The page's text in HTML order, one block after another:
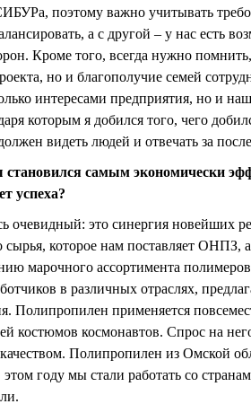
поэтому важно учитывать
а с другой – у нас есть
Кроме того, всегда нужно
но и благополучие семей
интересами предприятия, но и
которым я добился того, чего
видеть людей и отвечать за
самым экономически
успеха?
очевидный: это синергия новейших
которое нам поставляет ОНПЗ,
марочного ассортимента
в различных отраслях,
Полипропилен применяется
костюмов космонавтов. Спрос на
Полипропилен из Омской
году мы стали работать со